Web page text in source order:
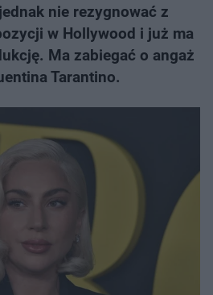
nie rezygnować z
w Hollywood i już ma
Ma zabiegać o angaż
Tarantino.